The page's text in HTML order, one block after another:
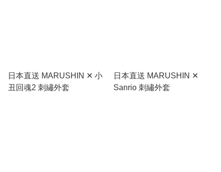
日本直送 MARUSHIN ✕ 小
丑回魂2 刺繡外套
日本直送 MARUSHIN ✕
Sanrio 刺繡外套